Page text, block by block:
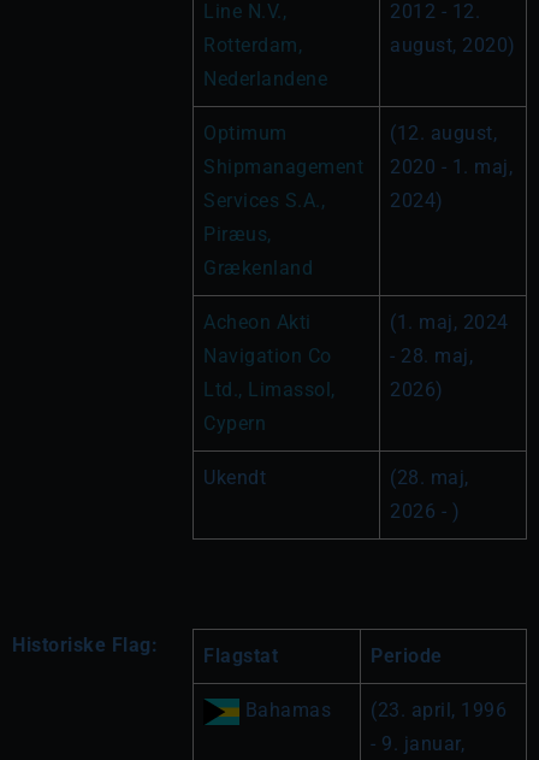
Line N.V.,
Rotterdam,
Nederlandene
2012 - 12.
august, 2020)
Optimum
Shipmanagement
Services S.A.,
Piræus,
Grækenland
(12. august,
2020 - 1. maj,
2024)
Acheon Akti
Navigation Co
Ltd., Limassol,
Cypern
(1. maj, 2024
- 28. maj,
2026)
Ukendt
(28. maj,
2026 - )
Historiske Flag: Flagstat Periode
Bahamas
(23. april, 1996
- 9. januar,